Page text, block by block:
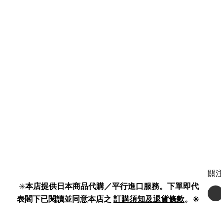
✳️本店提供日本商品代購／平行進口服務。下單即代
表閣下已閱讀並同意本店之 訂購須知及退貨條款。✳️
關